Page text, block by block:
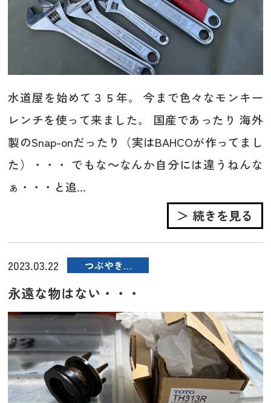
水道屋を始めて３５年。 今まで色々なモンキー
レンチを使って来ました。 国産であったり 海外
製のSnap-onだったり（実はBAHCOが作ってまし
た）・・・ でもな～なんか自分には違うねんな
ぁ・・・と追...
＞ 続きを見る
2023.03.22 つぶやき…
永遠な物はない・・・